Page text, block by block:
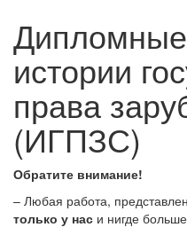
истории
права
(ИГПЗС)
Обратите внимание!
– Любая работа,
только у нас и нигде